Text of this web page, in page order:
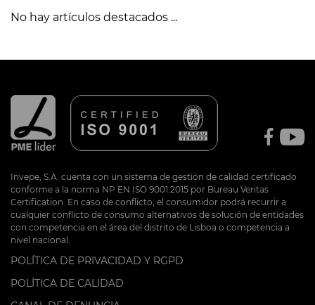
No hay artículos destacados ...
Invepe, S.A. cuenta con un sistema de gestión de calidad certificado
conforme a la norma NP EN ISO 9001:2015 por Bureau Veritas
Certification. En caso de conflicto, el consumidor podrá recurrir a
cualquier conflicto de consumo alternativos de solución de entidades
con competencia en el área del distrito de Lisboa o competencia a
nivel nacional.
POLÍTICA DE PRIVACIDAD Y RGPD
POLÍTICA DE CALIDAD